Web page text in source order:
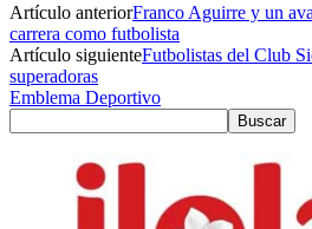
Artículo anteriorFranco Aguirre y un
carrera como futbolista
Artículo siguienteFutbolistas del Club
superadoras
Emblema Deportivo